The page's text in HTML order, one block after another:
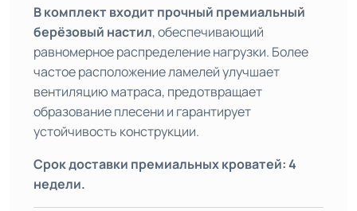
В комплект входит прочный премиальный
берёзовый настил, обеспечивающий
равномерное распределение нагрузки. Более
частое расположение ламелей улучшает
вентиляцию матраса, предотвращает
образование плесени и гарантирует
устойчивость конструкции.
Срок доставки премиальных кроватей: 4
недели.